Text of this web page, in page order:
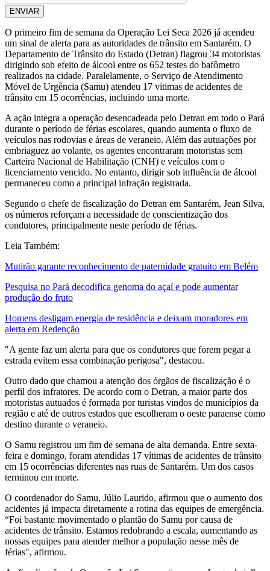
ENVIAR
O primeiro fim de semana da Operação Lei Seca 2026 já acendeu
um sinal de alerta para as autoridades de trânsito em Santarém. O
Departamento de Trânsito do Estado (Detran) flagrou 34 motoristas
dirigindo sob efeito de álcool entre os 652 testes do bafômetro
realizados na cidade. Paralelamente, o Serviço de Atendimento
Móvel de Urgência (Samu) atendeu 17 vítimas de acidentes de
trânsito em 15 ocorrências, incluindo uma morte.
A ação integra a operação desencadeada pelo Detran em todo o Pará
durante o período de férias escolares, quando aumenta o fluxo de
veículos nas rodovias e áreas de veraneio. Além das autuações por
embriaguez ao volante, os agentes encontraram motoristas sem
Carteira Nacional de Habilitação (CNH) e veículos com o
licenciamento vencido. No entanto, dirigir sob influência de álcool
permaneceu como a principal infração registrada.
Segundo o chefe de fiscalização do Detran em Santarém, Jean Silva,
os números reforçam a necessidade de conscientização dos
condutores, principalmente neste período de férias.
Leia Também:
Mutirão garante reconhecimento de paternidade gratuito em Belém
Pesquisa no Pará decodifica genoma do açaí e pode aumentar
produção do fruto
Homens desligam energia de residência e deixam moradores em
alerta em Redenção
"A gente faz um alerta para que os condutores que forem pegar a
estrada evitem essa combinação perigosa", destacou.
Outro dado que chamou a atenção dos órgãos de fiscalização é o
perfil dos infratores. De acordo com o Detran, a maior parte dos
motoristas autuados é formada por turistas vindos de municípios da
região e até de outros estados que escolheram o oeste paraense como
destino durante o veraneio.
O Samu registrou um fim de semana de alta demanda. Entre sexta-
feira e domingo, foram atendidas 17 vítimas de acidentes de trânsito
em 15 ocorrências diferentes nas ruas de Santarém. Um dos casos
terminou em morte.
O coordenador do Samu, Júlio Laurido, afirmou que o aumento dos
acidentes já impacta diretamente a rotina das equipes de emergência.
“Foi bastante movimentado o plantão do Samu por causa de
acidentes de trânsito. Estamos redobrando a escala, aumentando as
nossas equipes para atender melhor a população nesse mês de
férias", afirmou.